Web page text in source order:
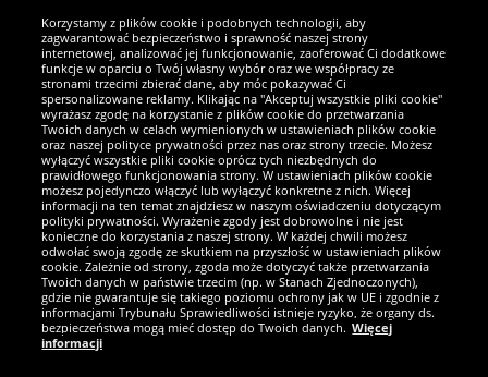
Partnerzy i bezpieczeństwo
Jesteśmy wyjątkowi
Zostań fanem SportRabat!
Korzystamy z plików cookie i podobnych technologii, aby
zagwarantować bezpieczeństwo i sprawność naszej strony
internetowej, analizować jej funkcjonowanie, zaoferować Ci dodatkowe
funkcje w oparciu o Twój własny wybór oraz we współpracy ze
stronami trzecimi zbierać dane, aby móc pokazywać Ci
spersonalizowane reklamy. Klikając na "Akceptuj wszystkie pliki cookie"
wyrażasz zgodę na korzystanie z plików cookie do przetwarzania
Twoich danych w celach wymienionych w ustawieniach plików cookie
oraz naszej polityce prywatności przez nas oraz strony trzecie. Możesz
wyłączyć wszystkie pliki cookie oprócz tych niezbędnych do
prawidłowego funkcjonowania strony. W ustawieniach plików cookie
możesz pojedynczo włączyć lub wyłączyć konkretne z nich. Więcej
informacji na ten temat znajdziesz w naszym oświadczeniu dotyczącym
polityki prywatności. Wyrażenie zgody jest dobrowolne i nie jest
konieczne do korzystania z naszej strony. W każdej chwili możesz
odwołać swoją zgodę ze skutkiem na przyszłość w ustawieniach plików
cookie. Zależnie od strony, zgoda może dotyczyć także przetwarzania
Twoich danych w państwie trzecim (np. w Stanach Zjednoczonych),
gdzie nie gwarantuje się takiego poziomu ochrony jak w UE i zgodnie z
informacjami Trybunału Sprawiedliwości istnieje ryzyko, że organy ds.
bezpieczeństwa mogą mieć dostęp do Twoich danych. Więcej
informacji